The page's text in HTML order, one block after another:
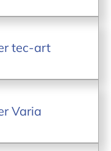
tec-art
Varia